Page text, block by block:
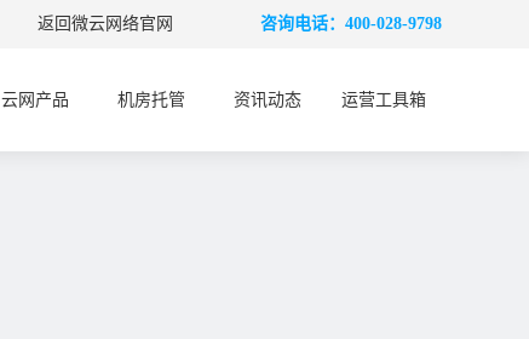
咨询电话：400-028-9798
返回微云网络官网
云网产品 机房托管 资讯动态 运营工具箱